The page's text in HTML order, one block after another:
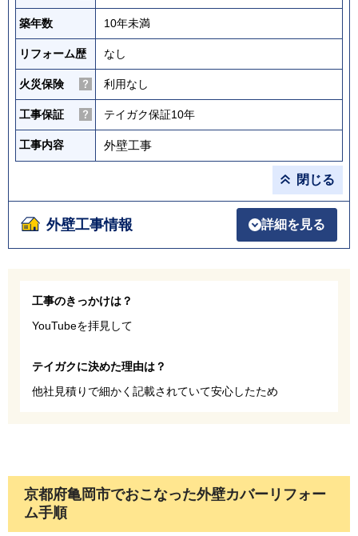
築年数 10年未満
リフォーム歴 なし
火災保険 利用なし
工事保証 テイガク保証10年
工事内容 外壁工事
閉じる
外壁工事情報 詳細を見る
工事のきっかけは？
YouTubeを拝見して
テイガクに決めた理由は？
他社見積りで細かく記載されていて安心したため
京都府亀岡市でおこなった外壁カバーリフォー
ム手順